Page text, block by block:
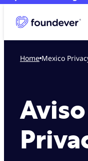
Home Mexico